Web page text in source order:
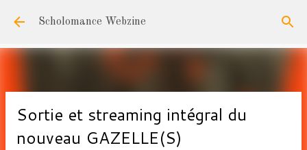
Accéder au contenu principal
Scholomance Webzine
Sortie et streaming intégral du
nouveau GAZELLE(S)